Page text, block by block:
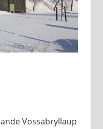
Vossabryllaup